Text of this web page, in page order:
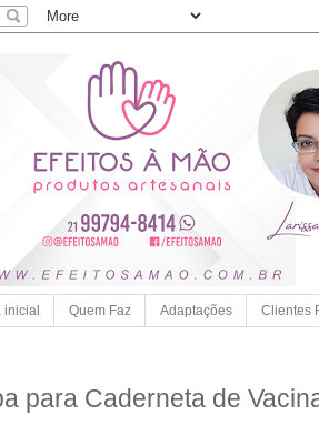
inicial Quem Faz Adaptações Clientes
para Caderneta de